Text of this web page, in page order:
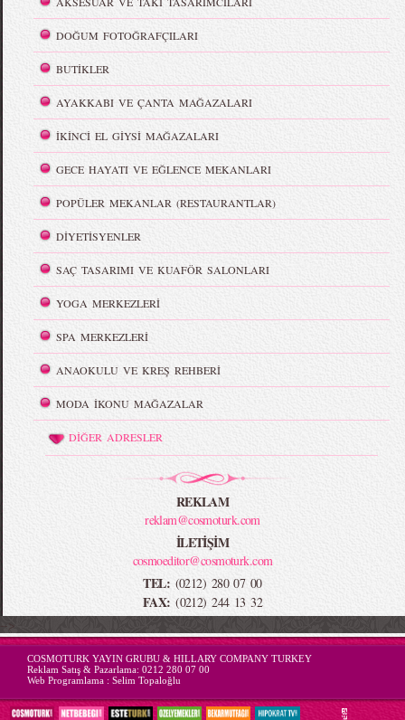
DOĞUM FOTOĞRAFÇILARI
BUTİKLER
AYAKKABI VE ÇANTA MAĞAZALARI
İKİNCİ EL GİYSİ MAĞAZALARI
GECE HAYATI VE EĞLENCE MEKANLARI
POPÜLER MEKANLAR (RESTAURANTLAR)
DİYETİSYENLER
SAÇ TASARIMI VE KUAFÖR SALONLARI
YOGA MERKEZLERİ
SPA MERKEZLERİ
ANAOKULU VE KREŞ REHBERİ
MODA İKONU MAĞAZALAR
DİĞER ADRESLER
REKLAM
reklam@cosmoturk.com
İLETİŞİM
cosmoeditor@cosmoturk.com
TEL: (0212) 280 07 00
FAX: (0212) 244 13 32
-->
COSMOTURK YAYIN GRUBU & HILLARY COMPANY TURKEY
Reklam Satış & Pazarlama: 0212 280 07 00
Web Programlama : Selim Topaloğlu